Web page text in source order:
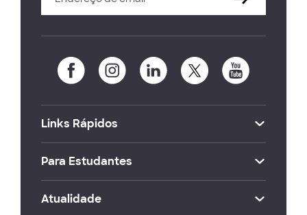
Links Rápidos
Para Estudantes
Atualidade